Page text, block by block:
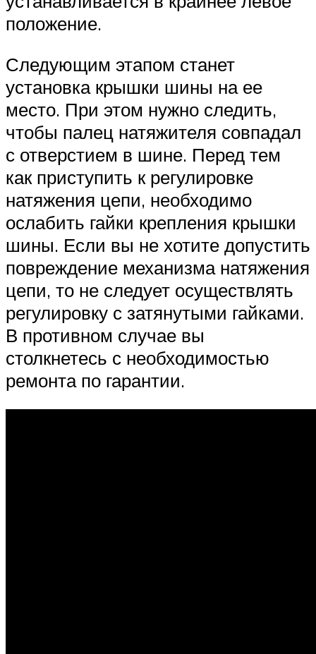
положение.
Следующим этапом станет
установка крышки шины на ее
место. При этом нужно следить,
чтобы палец натяжителя совпадал
с отверстием в шине. Перед тем
как приступить к регулировке
натяжения цепи, необходимо
ослабить гайки крепления крышки
шины. Если вы не хотите допустить
повреждение механизма натяжения
цепи, то не следует осуществлять
регулировку с затянутыми гайками.
В противном случае вы
столкнетесь с необходимостью
ремонта по гарантии.